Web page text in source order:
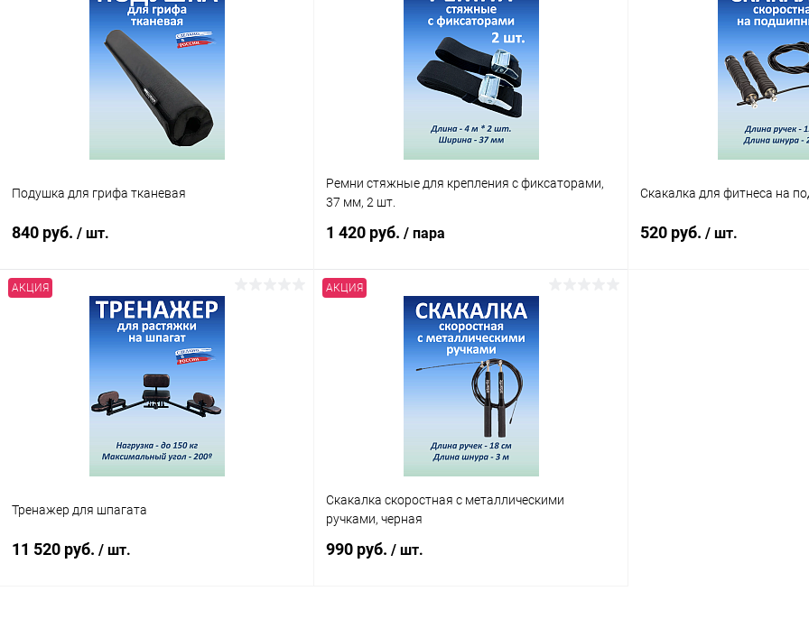
Купить в 1 клик Сравнение Сравнение
В наличии В избранное
Подушка для грифа тканевая
840 руб. / шт.
В корзину
Сравнение
Ремни стяжные для крепления с фиксаторами,
37 мм, 2 шт.
1 420 руб. / пара
В корзину
В наличии
Скакалка для фитнеса на
520 руб. / шт.
АКЦИЯ
Тренажер для шпагата
11 520 руб. / шт.
АКЦИЯ
Скакалка скоростная c металлическими
ручками, черная
990 руб. / шт.